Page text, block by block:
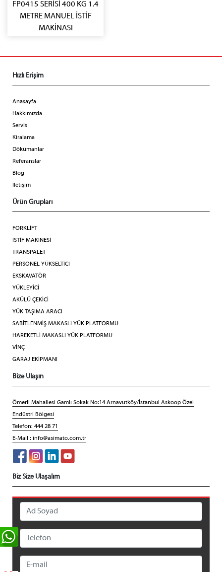
FP0415 SERİSİ 400 KG 1.4
METRE MANUEL İSTİF
MAKİNASI
Hızlı Erişim
Anasayfa
Hakkımızda
Servis
Kiralama
Dökümanlar
Referanslar
Blog
İletişim
Ürün Grupları
FORKLİFT
İSTİF MAKİNESİ
TRANSPALET
PERSONEL YÜKSELTİCİ
EKSKAVATÖR
YÜKLEYİCİ
AKÜLÜ ÇEKİCİ
YÜK TAŞIMA ARACI
SABİTLENMİŞ MAKASLI YÜK PLATFORMU
HAREKETLİ MAKASLI YÜK PLATFORMU
VİNÇ
GARAJ EKİPMANI
Bize Ulaşın
Ömerli Mahallesi Gamlı Sokak No:14 Arnavutköy/İstanbul Askoop Özel
Endüstri Bölgesi
Telefon: 444 28 71
E-Mail : info@asimato.com.tr
Biz Size Ulaşalım